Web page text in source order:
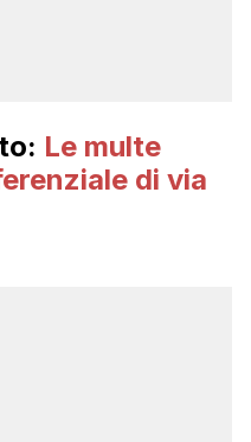
Le multe
di via